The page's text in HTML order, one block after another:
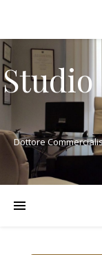
Studio
Dottore